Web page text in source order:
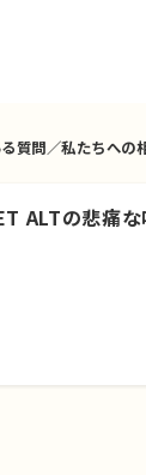
質問／私たちへの
ALTの悲痛